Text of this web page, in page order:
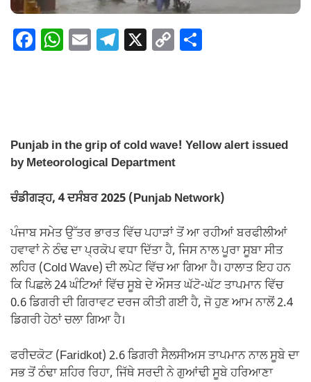
F
o
o
k
W
p
p
E T
m
X C
n
k
Punjab in the grip of cold wave! Yellow alert issued
by Meteorological Department
ਚੰਡੀਗੜ੍ਹ, 4 ਦਸੰਬਰ 2025 (Punjab Network)
ਪੰਜਾਬ ਸਮੇਤ ਉੱਤਰ ਭਾਰਤ ਵਿੱਚ ਪਹਾੜਾਂ ਤੋਂ ਆ ਰਹੀਆਂ ਬਰਫੀਲੀਆਂ
ਹਵਾਵਾਂ ਨੇ ਠੰਢ ਦਾ ਪ੍ਰਕੋਪ ਵਧਾ ਦਿੱਤਾ ਹੈ, ਜਿਸ ਨਾਲ ਪੂਰਾ ਸੂਬਾ ਸੀਤ
ਲਹਿਰ (Cold Wave) ਦੀ ਲਪੇਟ ਵਿੱਚ ਆ ਗਿਆ ਹੈ। ਹਾਲਾਤ ਇਹ ਹਨ
ਕਿ ਪਿਛਲੇ 24 ਘੰਟਿਆਂ ਵਿੱਚ ਸੂਬੇ ਦੇ ਔਸਤ ਘੱਟੋ-ਘੱਟ ਤਾਪਮਾਨ ਵਿੱਚ
0.6 ਡਿਗਰੀ ਦੀ ਗਿਰਾਵਟ ਦਰਜ ਕੀਤੀ ਗਈ ਹੈ, ਜੋ ਹੁਣ ਆਮ ਨਾਲੋਂ 2.4
ਡਿਗਰੀ ਹੇਠਾਂ ਚਲਾ ਗਿਆ ਹੈ।
ਫਰੀਦਕੋਟ (Faridkot) 2.6 ਡਿਗਰੀ ਸੈਲਸੀਅਸ ਤਾਪਮਾਨ ਨਾਲ ਸੂਬੇ ਦਾ
ਸਭ ਤੋਂ ਠੰਢਾ ਸ਼ਹਿਰ ਰਿਹਾ, ਜਿੱਥੇ ਸਰਦੀ ਨੇ ਗੁਆਂਢੀ ਸੂਬੇ ਹਰਿਆਣਾ